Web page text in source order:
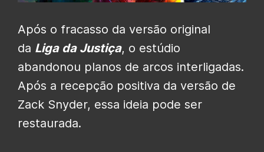
Após o fracasso da versão original
da Ligada Justiça, o estúdio
abandonou planos de arcos interligadas.
Após a recepção positiva da versão de
Zack Snyder, essa ideia pode ser
restaurada.